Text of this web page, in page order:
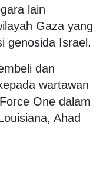
lain
Gaza yang
genosida Israel.
dan
wartawan
One dalam
Ahad